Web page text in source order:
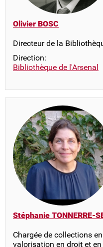
Olivier BOSC
Directeur de la
Direction:
Bibliothèque de l'Arsenal
Stéphanie TONNERRE-
Chargée de collections
valorisation en droit et